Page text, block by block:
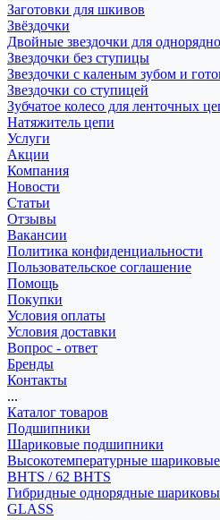
Заготовки для шкивов
Звёздочки
Двойные звездочки для
Звездочки без ступицы
Звездочки с каленым зубом и
Звездочки со ступицей
Зубчатое колесо для ленточных
Натяжитель цепи
Услуги
Акции
Компания
Новости
Статьи
Отзывы
Вакансии
Политика конфиденциальности
Пользовательское соглашение
Помощь
Покупки
Условия оплаты
Условия доставки
Вопрос - ответ
Бренды
Контакты
...
Каталог товаров
Подшипники
Шариковые подшипники
Высокотемпературные
BHTS / 62 BHTS
Гибридные однорядные
GLASS